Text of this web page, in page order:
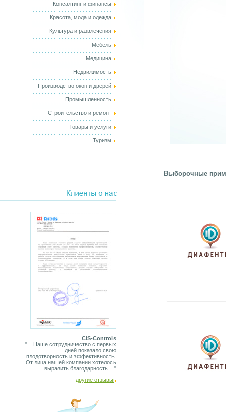
Консалтинг и финансы
Красота, мода и одежда
Культура и развлечения
Мебель
Медицина
Недвижимость
Производство окон и дверей
Промышленность
Строительство и ремонт
Товары и услуги
Туризм
CIS-Controls
"... Наше сотрудничество с первых
дней показало свою
плодотворность и эффективность.
От лица нашей компании хотелось
выразить благодарность ..."
другие отзывы
Выборочные